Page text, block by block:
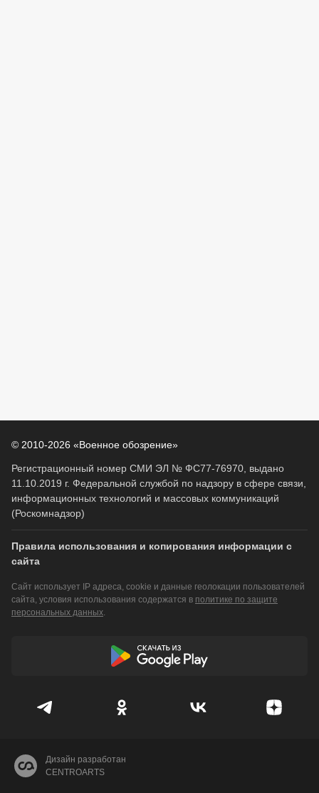
© 2010-2026 «Военное обозрение»
Регистрационный номер СМИ ЭЛ № ФС77-76970, выдано
11.10.2019 г. Федеральной службой по надзору в сфере связи,
информационных технологий и массовых коммуникаций
(Роскомнадзор)
Правила использования и копирования информации с
сайта
Сайт использует IP адреса, cookie и данные геолокации пользователей
сайта, условия использования содержатся в политике по защите
персональных данных.
Дизайн разработан
CENTROARTS